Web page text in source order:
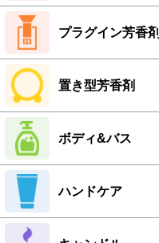
プラグイン芳香剤
置き型芳香剤
ボディ&バス
ハンドケア